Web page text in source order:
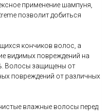
применение шампуня,
позволит добиться
кончиков волос, а
видимых повреждений на
Волосы защищены от
повреждений от различных
влажные волосы перед